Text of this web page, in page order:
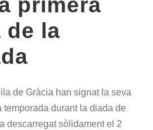
primera
de la
de Gràcia han signat la seva
temporada durant la diada de
descarregat sòlidament el 2